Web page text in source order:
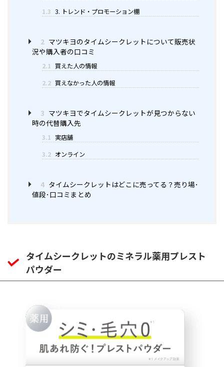
1.3 3. トレンド・プロモーション棚
2 マツキヨのタイムシークレットについて販売状
況や購入者の口コミ
2.1 買えた人の情報
2.2 買えなかった人の情報
3 マツキヨでタイムシークレットが見つからない
時の代替購入先
3.1 実店舗
3.2 オンライン
4 タイムシークレットはどこに売ってる？売り場･
値段･口コミまとめ
タイムシークレットのミネラル薬用プレスト
パウダー